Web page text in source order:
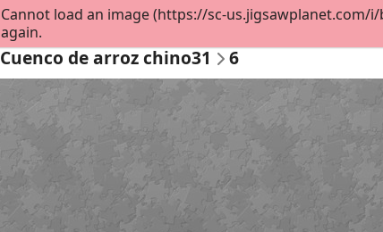
बनायें
Cuenco de arroz chino31 6
Cannot load an image (https://sc-us.jigsawplanet.com/
again.